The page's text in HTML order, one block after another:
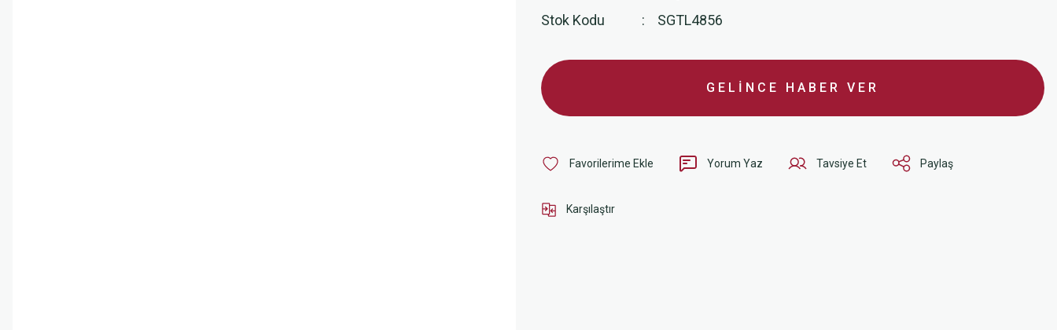
Stok Kodu
SGTL4856
GELİNCE HABER VER
Yorum Yaz Tavsiye Et Paylaş
Karşılaştır